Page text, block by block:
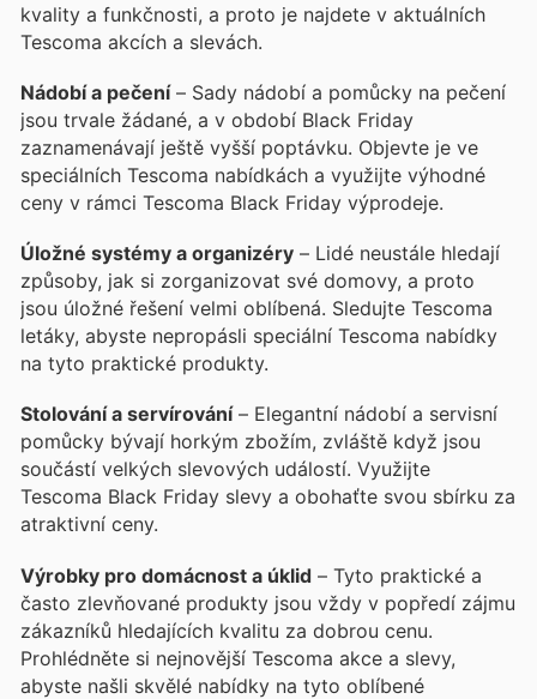
kvality a funkčnosti, a proto je najdete v aktuálních
Tescoma akcích a slevách.
Nádobí a pečení– Sady nádobí a pomůcky na pečení
jsou trvale žádané, a v období Black Friday
zaznamenávají ještě vyšší poptávku. Objevte je ve
speciálních Tescoma nabídkách a využijte výhodné
ceny v rámci Tescoma Black Friday výprodeje.
Úložné systémy a organizéry – Lidé neustále hledají
způsoby, jak si zorganizovat své domovy, a proto
jsou úložné řešení velmi oblíbená. Sledujte Tescoma
letáky, abyste nepropásli speciální Tescoma nabídky
na tyto praktické produkty.
Stolování a servírování– Elegantní nádobí a servisní
pomůcky bývají horkým zbožím, zvláště když jsou
součástí velkých slevových událostí. Využijte
Tescoma Black Friday slevy a obohaťte svou sbírku za
atraktivní ceny.
Výrobky pro domácnost a úklid – Tyto praktické a
často zlevňované produkty jsou vždy v popředí zájmu
zákazníků hledajících kvalitu za dobrou cenu.
Prohlédněte si nejnovější Tescoma akce a slevy,
abyste našli skvělé nabídky na tyto oblíbené